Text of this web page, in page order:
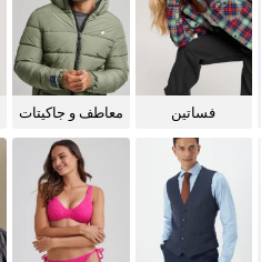
فساتين
معاطف و جاكيتات